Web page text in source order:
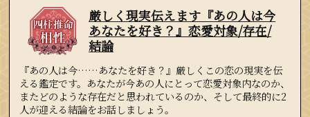
厳しく現実伝えます『あの人は今
あなたを好き？』恋愛対象/存在/
結論
『あの人は今……あなたを好き？』厳しくこの恋の現実を伝
える鑑定です。あなたが今あの人にとって恋愛対象内なのか、
またどのような存在だと思われているのか、そして最終的に2
人が迎える結論をお話しましょう。